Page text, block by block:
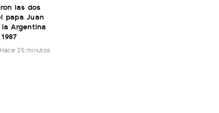
las dos
papa Juan
Argentina
Hace 25 minutos